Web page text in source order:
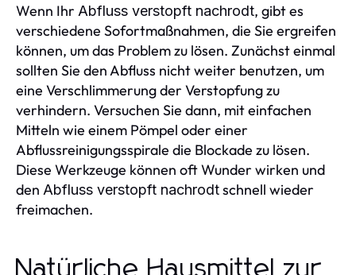
Wenn Ihr Abfluss verstopft nachrodt, gibt es
verschiedene Sofortmaßnahmen, die Sie ergreifen
können, um das Problem zu lösen. Zunächst einmal
sollten Sie den Abfluss nicht weiter benutzen, um
eine Verschlimmerung der Verstopfung zu
verhindern. Versuchen Sie dann, mit einfachen
Mitteln wie einem Pömpel oder einer
Abflussreinigungsspirale die Blockade zu lösen.
Diese Werkzeuge können oft Wunder wirken und
den Abfluss verstopft nachrodtschnell wieder
freimachen.
Natürliche Hausmittel zur